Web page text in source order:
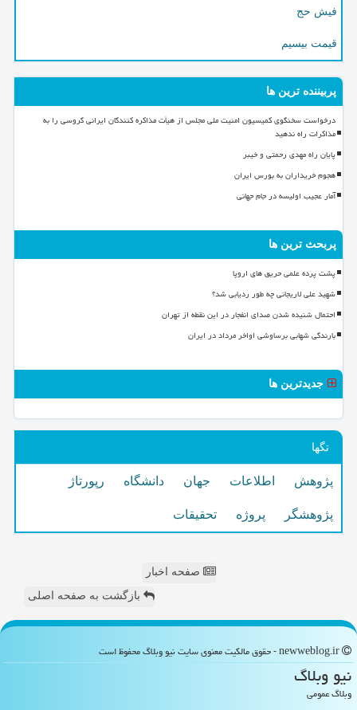
فیش حج
قیمت بیسیم
پربیننده ترین ها
درخواست سخنگوی کمیسیون امنیت ملی مجلس از هیأت مذاکره کنندگان ایرانی گروسی را به
مذاکرات راه ندهید
پایان راه مهدی رحمتی و خیبر
هجوم خریداران به بورس ایران
آمار عجیب اولیسه در جام جهانی
پربحث ترین ها
پشت پرده علمی حریق های اروپا
شهید علی لاریجانی چه طور ردیابی شد؟
احتمال شنیده شدن صدای انفجار در این نقطه از تهران
بارندگی شهابی برساوشی اواخر مرداد در ایران
جدیدترین ها
تگها
پژوهش اطلاعات جهان دانشگاه رپورتاژ
پژوهشگر پروژه تحقیقات
صفحه اخبار
بازگشت به صفحه اصلی
نیو وبلاگ
وبلاگ عمومی